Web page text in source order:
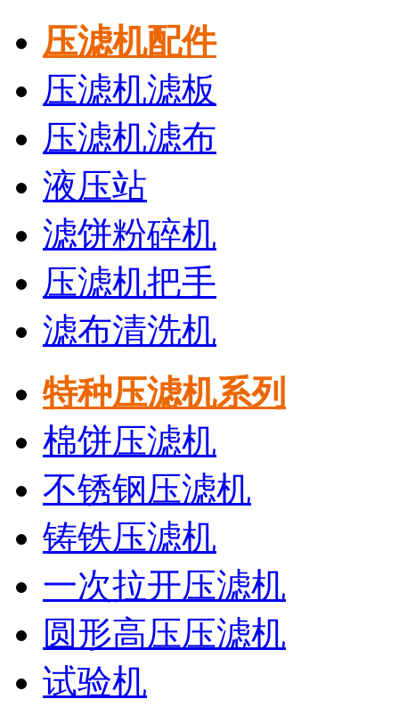
压滤机配件
压滤机滤板
压滤机滤布
液压站
滤饼粉碎机
压滤机把手
滤布清洗机
特种压滤机系列
棉饼压滤机
不锈钢压滤机
铸铁压滤机
一次拉开压滤机
圆形高压压滤机
试验机